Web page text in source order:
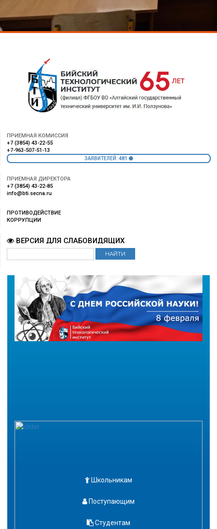
ПРИЕМНАЯ КОМИССИЯ
+7 (3854) 43-22-55
+7-963-507-51-13
ЗАЯВИТЕЛЕЙ: 481
ПРИЕМНАЯ ДИРЕКТОРА
+7 (3854) 43-22-85
info@bti.secna.ru
ПРОТИВОДЕЙСТВИЕ
КОРРУПЦИИ
ВЕРСИЯ ДЛЯ СЛАБОВИДЯЩИХ
Школьникам
Поступающим
Студентам